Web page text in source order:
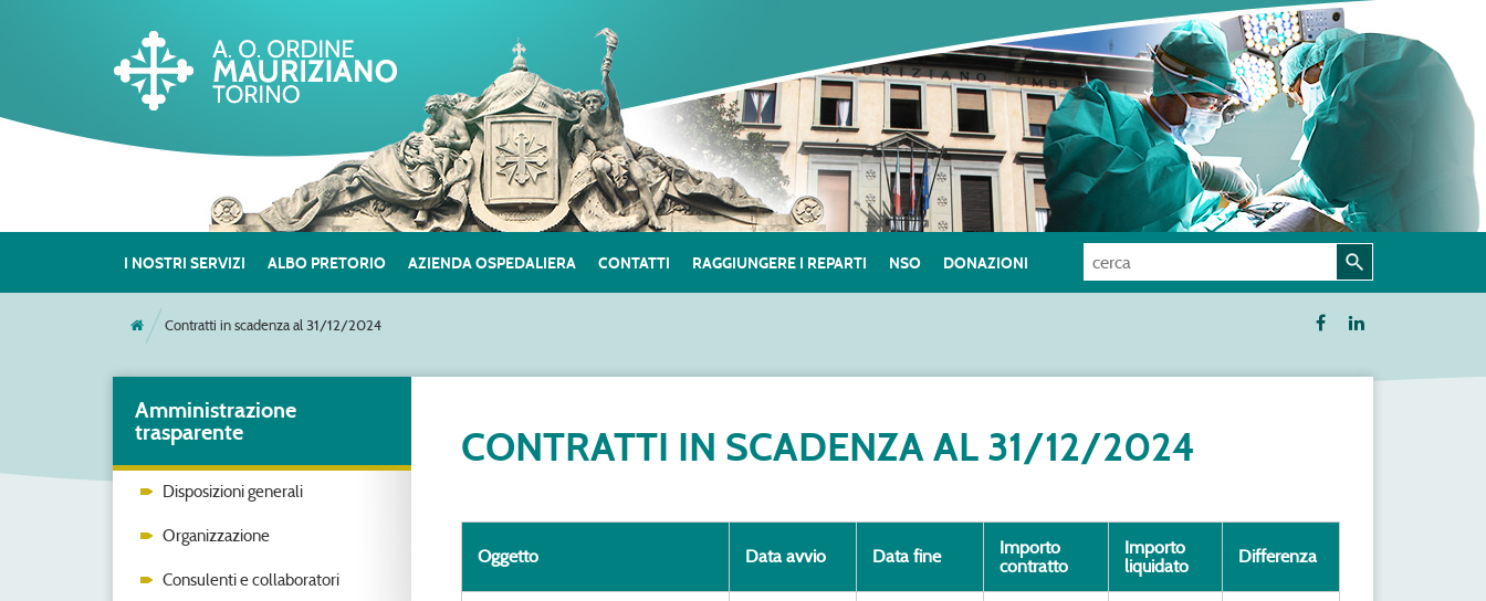
I NOSTRI SERVIZI ALBO PRETORIO AZIENDA OSPEDALIERA CONTATTI RAGGIUNGERE I REPARTI NSO DONAZIONI
Contratti in scadenza al 31/12/2024
Amministrazione
trasparente
Disposizioni generali
Organizzazione
Consulenti e collaboratori
CONTRATTI IN SCADENZA AL 31/12/2024
Oggetto Data avvio Data fine
Importo
contratto
Importo
liquidato
Differenza